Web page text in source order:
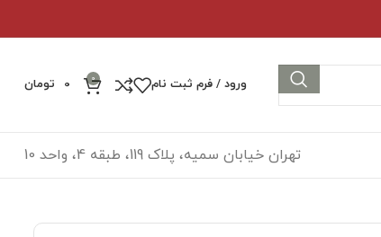
ورود / فرم ثبت نام 0
0 تومان
تهران خیابان سمیه، پلاک 119، طبقه 4، واحد 10